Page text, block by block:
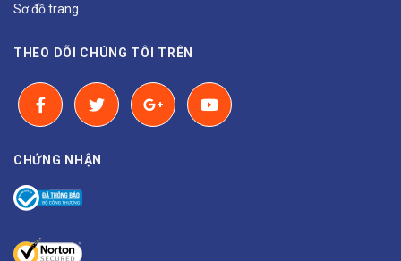
Sơ đồ trang
THEO DÕI CHÚNG TÔI TRÊN
CHỨNG NHẬN